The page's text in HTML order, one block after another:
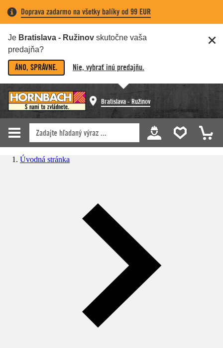
Doprava zadarmo na všetky balíky od 99 EUR
Je Bratislava - Ružinov skutočne vaša
predajňa?
ÁNO, SPRÁVNE. Nie, vybrať inú predajňu.
Bratislava - Ružinov
Úvodná stránka